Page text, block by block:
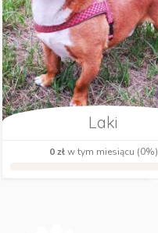
Laki
0 złw tym miesiącu (0%)